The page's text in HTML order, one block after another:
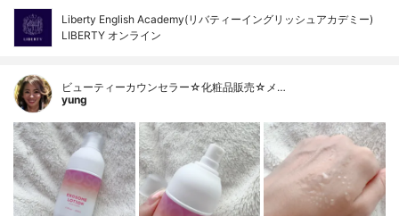
Liberty English Academy(リバティーイングリッシュアカデミー)
LIBERTY オンライン
ビューティーカウンセラー☆化粧品販売☆メ…
yung